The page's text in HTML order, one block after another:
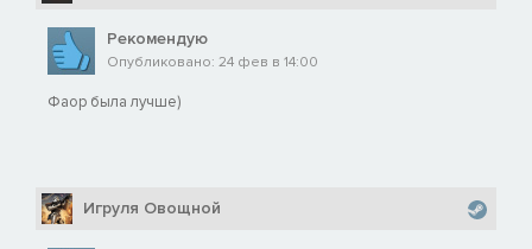
Рекомендую
Опубликовано: 24 фев в 14:00
Фаор была лучше)
Игруля Овощной